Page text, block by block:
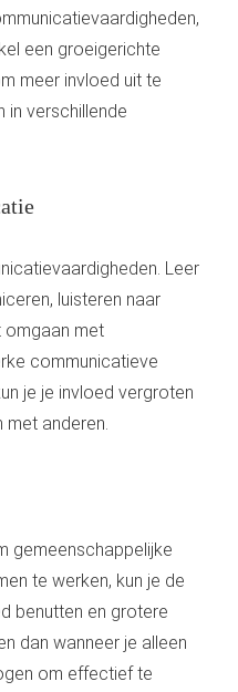
een groeigerichte
meer invloed uit te
in verschillende
Leer
luisteren naar
omgaan met
communicatieve
je je invloed vergroten
anderen.
gemeenschappelijke
te werken, kun je de
benutten en grotere
dan wanneer je alleen
om effectief te